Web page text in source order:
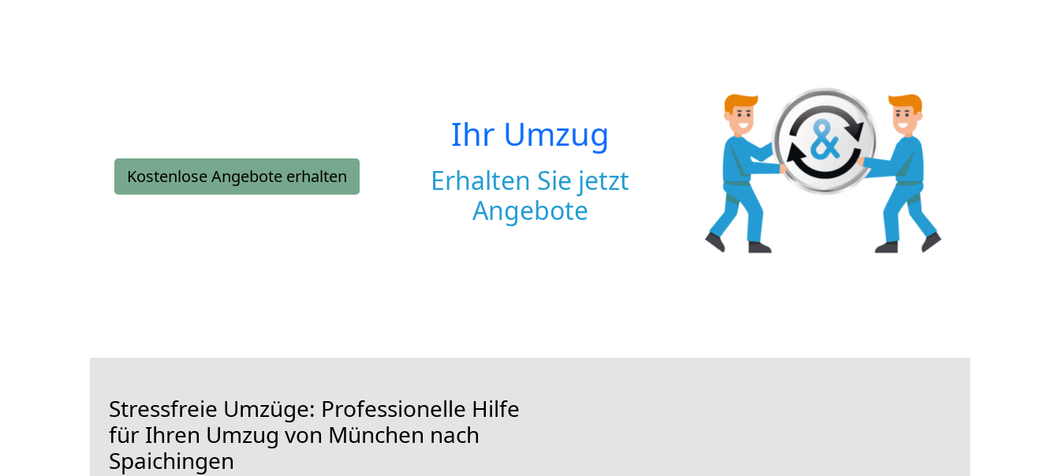
Kostenlose Angebote erhalten
Ihr Umzug
Erhalten Sie jetzt
Angebote
Stressfreie Umzüge: Professionelle Hilfe
für Ihren Umzug von München nach
Spaichingen